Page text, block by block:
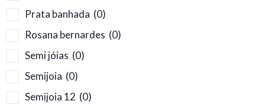
Prata banhada (0)
Rosana bernardes (0)
Semi jóias (0)
Semijoia (0)
Semijoia 12 (0)